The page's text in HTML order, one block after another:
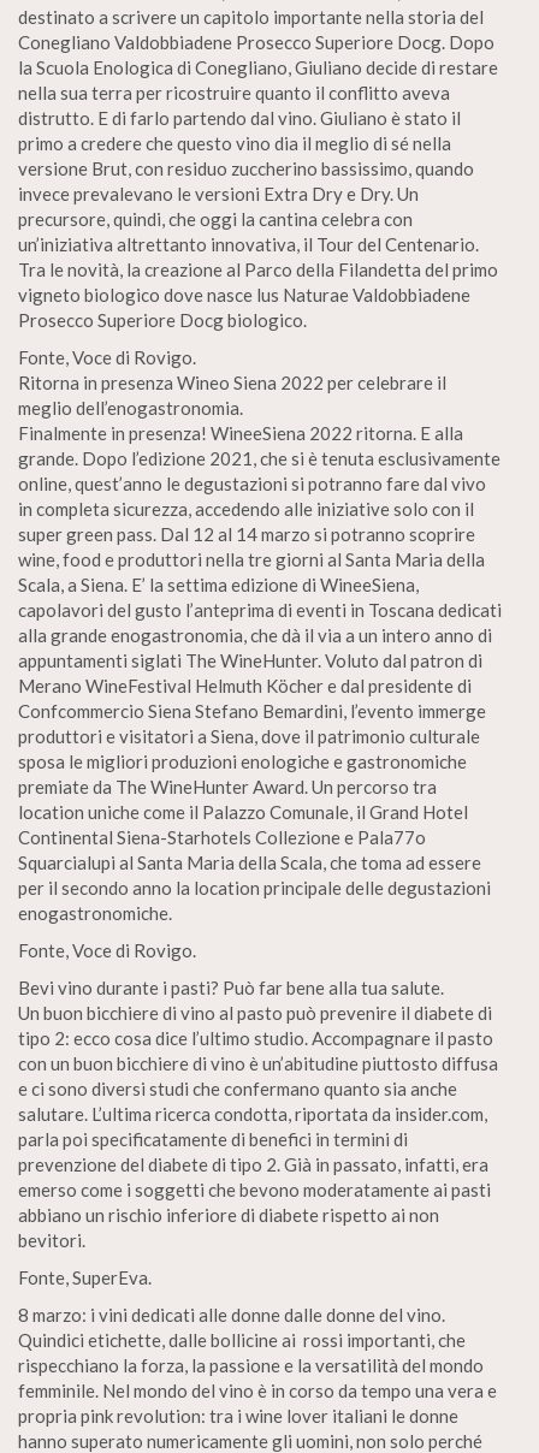
destinato a scrivere un capitolo importante nella storia del
Conegliano Valdobbiadene Prosecco Superiore Docg. Dopo
la Scuola Enologica di Conegliano, Giuliano decide di restare
nella sua terra per ricostruire quanto il conflitto aveva
distrutto. E di farlo partendo dal vino. Giuliano è stato il
primo a credere che questo vino dia il meglio di sé nella
versione Brut, con residuo zuccherino bassissimo, quando
invece prevalevano le versioni Extra Dry e Dry. Un
precursore, quindi, che oggi la cantina celebra con
un’iniziativa altrettanto innovativa, il Tour del Centenario.
Tra le novità, la creazione al Parco della Filandetta del primo
vigneto biologico dove nasce lus Naturae Valdobbiadene
Prosecco Superiore Docg biologico.
Fonte, Voce di Rovigo.
Ritorna in presenza Wineo Siena 2022 per celebrare il
meglio dell’enogastronomia.
Finalmente in presenza! WineeSiena 2022 ritorna. E alla
grande. Dopo l’edizione 2021, che si è tenuta esclusivamente
online, quest’anno le degustazioni si potranno fare dal vivo
in completa sicurezza, accedendo alle iniziative solo con il
super green pass. Dal 12 al 14 marzo si potranno scoprire
wine, food e produttori nella tre giorni al Santa Maria della
Scala, a Siena. E’ la settima edizione di WineeSiena,
capolavori del gusto l’anteprima di eventi in Toscana dedicati
alla grande enogastronomia, che dà il via a un intero anno di
appuntamenti siglati The WineHunter. Voluto dal patron di
Merano WineFestival Helmuth Köcher e dal presidente di
Confcommercio Siena Stefano Bemardini, l’evento immerge
produttori e visitatori a Siena, dove il patrimonio culturale
sposa le migliori produzioni enologiche e gastronomiche
premiate da The WineHunter Award. Un percorso tra
location uniche come il Palazzo Comunale, il Grand Hotel
Continental Siena-Starhotels Collezione e Pala77o
Squarcialupi al Santa Maria della Scala, che toma ad essere
per il secondo anno la location principale delle degustazioni
enogastronomiche.
Fonte, Voce di Rovigo.
Bevi vino durante i pasti? Può far bene alla tua salute.
Un buon bicchiere di vino al pasto può prevenire il diabete di
tipo 2: ecco cosa dice l’ultimo studio. Accompagnare il pasto
con un buon bicchiere di vino è un’abitudine piuttosto diffusa
e ci sono diversi studi che confermano quanto sia anche
salutare. L’ultima ricerca condotta, riportata da insider.com,
parla poi specificatamente di benefici in termini di
prevenzione del diabete di tipo 2. Già in passato, infatti, era
emerso come i soggetti che bevono moderatamente ai pasti
abbiano un rischio inferiore di diabete rispetto ai non
bevitori.
Fonte, SuperEva.
8 marzo: i vini dedicati alle donne dalle donne del vino.
Quindici etichette, dalle bollicine ai rossi importanti, che
rispecchiano la forza, la passione e la versatilità del mondo
femminile. Nel mondo del vino è in corso da tempo una vera e
propria pink revolution: tra i wine lover italiani le donne
hanno superato numericamente gli uomini, non solo perché